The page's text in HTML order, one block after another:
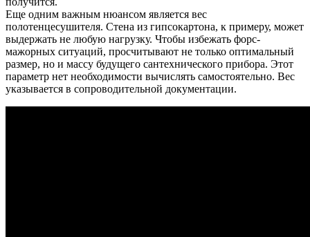
Еще одним важным нюансом является вес
полотенцесушителя. Стена из гипсокартона, к примеру, может
выдержать не любую нагрузку. Чтобы избежать форс-
мажорных ситуаций, просчитывают не только оптимальный
размер, но и массу будущего сантехнического прибора. Этот
параметр нет необходимости вычислять самостоятельно. Вес
указывается в сопроводительной документации.